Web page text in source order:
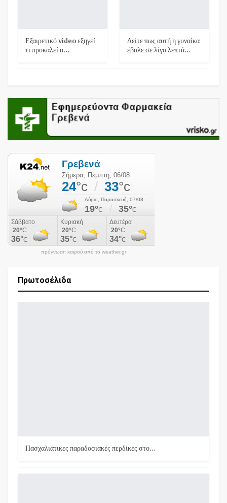
Εξαιρετικό video εξηγεί
τι προκαλεί ο…
Δείτε πως αυτή η γυναίκα
έβαλε σε λίγα λεπτά…
πρόγνωση καιρού από το weather.gr
Πρωτοσέλιδα
Πασχαλιάτικες παραδοσιακές περδίκες στο…